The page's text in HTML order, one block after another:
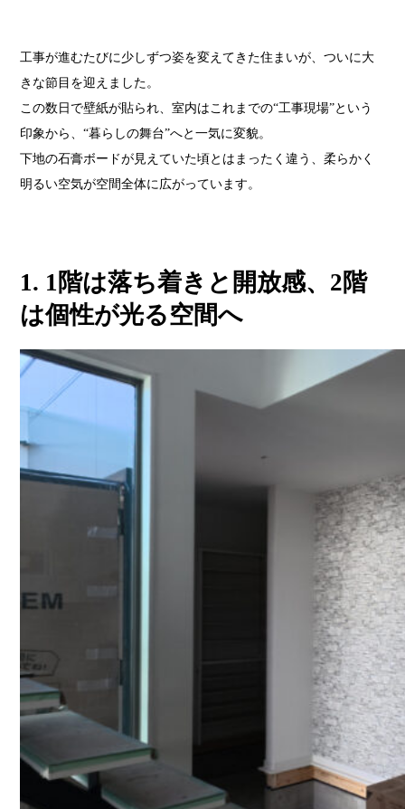
工事が進むたびに少しずつ姿を変えてきた住まいが、ついに大
きな節目を迎えました。
この数日で壁紙が貼られ、室内はこれまでの“工事現場”という
印象から、“暮らしの舞台”へと一気に変貌。
下地の石膏ボードが見えていた頃とはまったく違う、柔らかく
明るい空気が空間全体に広がっています。
1. 1階は落ち着きと開放感、2階
は個性が光る空間へ